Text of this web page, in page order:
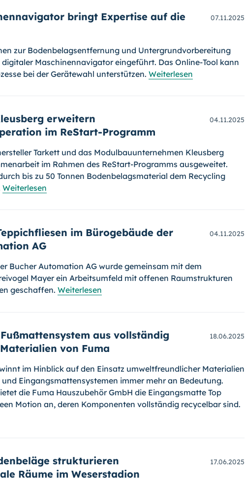
bringt Expertise auf die
07.11.2025
zur Bodenbelagsentfernung und Untergrundvorbereitung
Maschinennavigator eingeführt. Das Online-Tool kann
bei der Gerätewahl unterstützen. Weiterlesen
erweitern
im ReStart-Programm
04.11.2025
Tarkett und das Modulbauunternehmen Kleusberg
im Rahmen des ReStart-Programms ausgeweitet.
bis zu 50 Tonnen Bodenbelagsmaterial dem Recycling
Weiterlesen
im Bürogebäude der
AG
04.11.2025
Bucher Automation AG wurde gemeinsam mit dem
Mayer ein Arbeitsumfeld mit offenen Raumstrukturen
geschaffen. Weiterlesen
aus vollständig
von Fuma
18.06.2025
im Hinblick auf den Einsatz umweltfreundlicher Materialien
Eingangsmattensystemen immer mehr an Bedeutung.
die Fuma Hauszubehör GmbH die Eingangsmatte Top
Motion an, deren Komponenten vollständig recycelbar sind.
strukturieren
Räume im Weserstadion
17.06.2025